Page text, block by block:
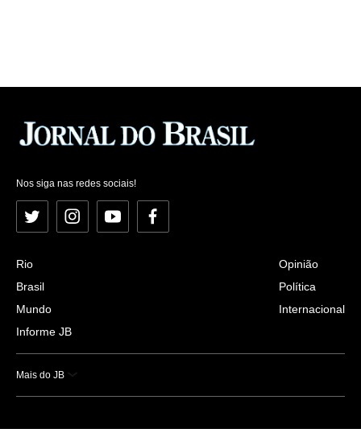
Nos siga nas redes sociais!
Twitter InstagramYouTubeFacebook
Rio
Brasil
Mundo
Informe JB
Opinião
Política
Internacional
Mais do JB
Esportes